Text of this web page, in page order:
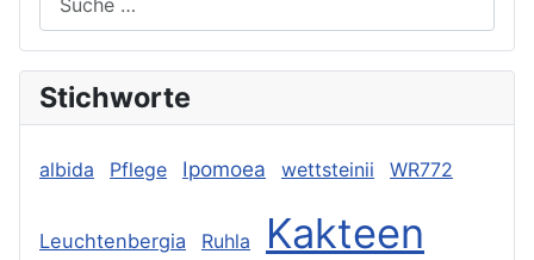
Stichworte
albida Pflege Ipomoea wettsteinii WR772
Leuchtenbergia Ruhla Kakteen